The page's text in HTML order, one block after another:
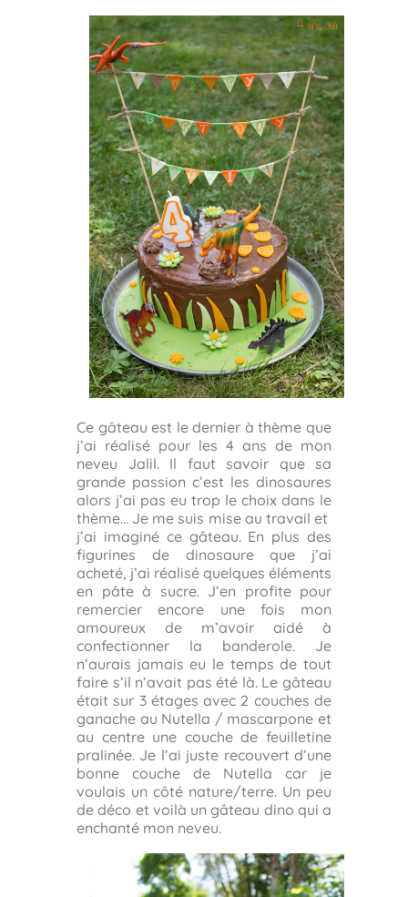
Ce gâteau est le dernier à thème que
j’ai réalisé pour les 4 ans de mon
neveu Jalil. Il faut savoir que sa
grande passion c’est les dinosaures
alors j’ai pas eu trop le choix dans le
thème… Je me suis mise au travail et
j’ai imaginé ce gâteau. En plus des
figurines de dinosaure que j’ai
acheté, j’ai réalisé quelques éléments
en pâte à sucre. J’en profite pour
remercier encore une fois mon
amoureux de m’avoir aidé à
confectionner la banderole. Je
n’aurais jamais eu le temps de tout
faire s’il n’avait pas été là. Le gâteau
était sur 3 étages avec 2 couches de
ganache au Nutella / mascarpone et
au centre une couche de feuilletine
pralinée. Je l’ai juste recouvert d’une
bonne couche de Nutella car je
voulais un côté nature/terre. Un peu
de déco et voilà un gâteau dino qui a
enchanté mon neveu.